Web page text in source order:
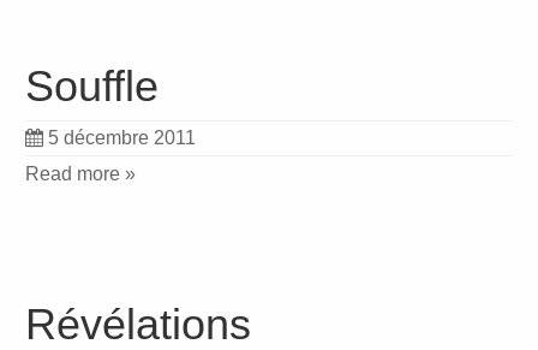
Souffle
5 décembre 2011
Read more »
Révélations